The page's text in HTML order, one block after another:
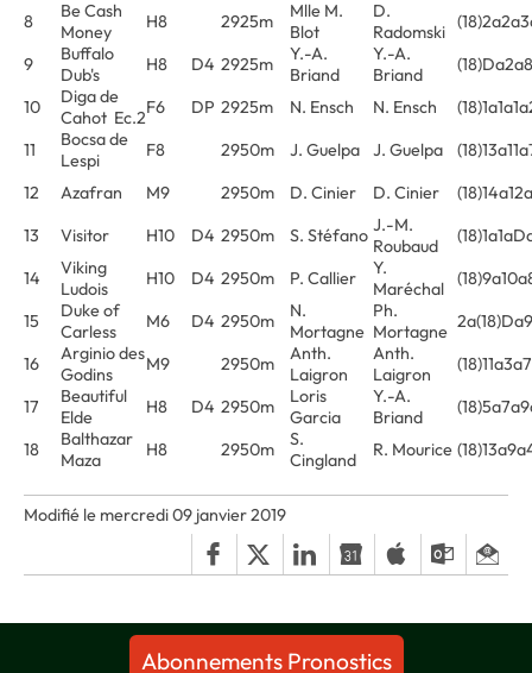
8
Be Cash
Money
H8 2925m
Mlle M.
Blot
D.
Radomski
9
Buffalo
Dub's
H8 D4 2925m
Y.-A.
Briand
Y.-A.
Briand
10
Diga de
Cahot Ec.2F6 DP 2925m N. Ensch N. Ensch
11
Bocsa de
Lespi
F8 2950m J. Guelpa J. Guelpa
12
Azafran M9 2950m D. Cinier D. Cinier
13
Visitor H10 D4 2950m S. Stéfano J.-M.
Roubaud
14
Viking
Ludois
H10 D4 2950m P. Callier
Y.
Maréchal
15
Duke of
Carless
M6 D4 2950m
N.
Mortagne
Ph.
Mortagne
16
Arginio des
Godins
M9 2950m
Anth.
Laigron
Anth.
Laigron
17
Beautiful
Elde
H8 D4 2950m
Loris
Garcia
Y.-A.
Briand
18
Balthazar
Maza
H8 2950m
S.
Cingland
R. Mourice
Modifié le mercredi 09 janvier 2019
Abonnements Pronostics